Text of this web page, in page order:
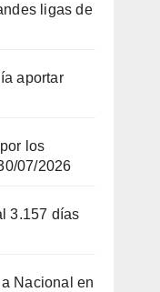
ligas de
aportar
los
07/2026
3.157 días
Nacional en